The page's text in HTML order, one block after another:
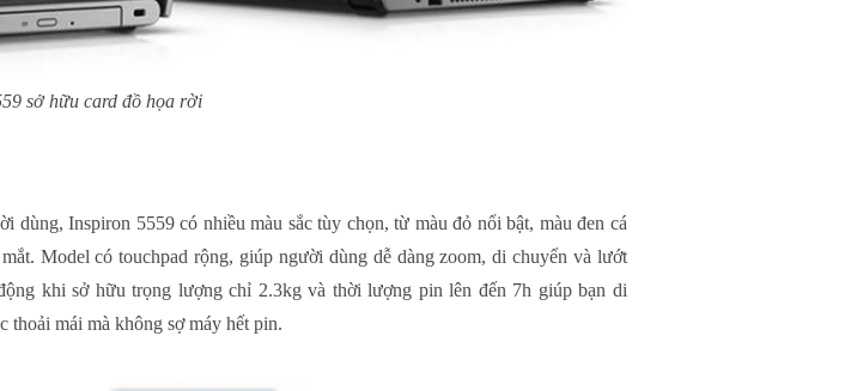
sở hữu card đồ họa rời
dùng, Inspiron 5559 có nhiều màu sắc tùy chọn, từ màu đỏ nổi bật, màu đen cá
Model có touchpad rộng, giúp người dùng dễ dàng zoom, di chuyển và lướt
khi sở hữu trọng lượng chỉ 2.3kg và thời lượng pin lên đến 7h giúp bạn di
thoải mái mà không sợ máy hết pin.